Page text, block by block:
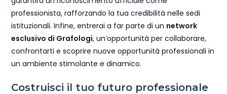
professionista, rafforzando la tua credibilità nelle sedi
istituzionali. Infine, entrerai a far parte di un network
esclusivo di Grafologi, un’opportunità per collaborare,
confrontarti e scoprire nuove opportunità professionali in
un ambiente stimolante e dinamico.
Costruisci il tuo futuro professionale